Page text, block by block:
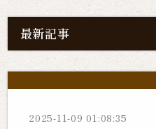
最新記事
2025-11-09 01:08:35